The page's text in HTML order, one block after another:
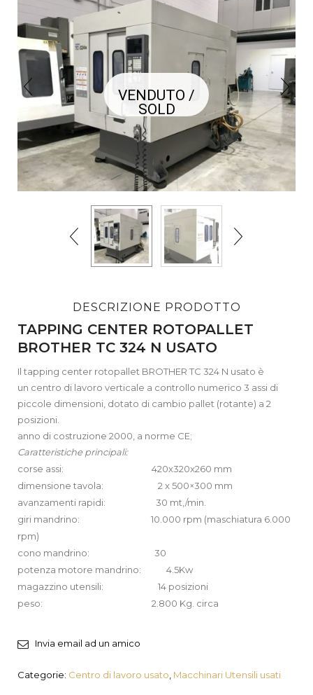
VENDUTO /
SOLD
DESCRIZIONE PRODOTTO
TAPPING CENTER ROTOPALLET
BROTHER TC 324 N USATO
Il tapping center rotopallet BROTHER TC 324 N usato è
un centro di lavoro verticale a controllo numerico 3 assi di
piccole dimensioni, dotato di cambio pallet (rotante) a 2
posizioni.
anno di costruzione 2000, a norme CE;
Caratteristiche principali:
corse assi: 420x320x260 mm
dimensione tavola: 2 x 500×300 mm
avanzamenti rapidi: 30 mt,/min.
giri mandrino: 10.000 rpm (maschiatura 6.000
rpm)
cono mandrino: 30
potenza motore mandrino: 4.5Kw
magazzino utensili: 14 posizioni
peso: 2.800 Kg. circa
Invia email ad un amico
Categorie: Centro di lavoro usato Macchinari Utensili usati